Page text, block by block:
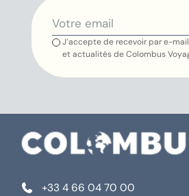
J’accepte de recevoir par e-
et actualités de Colombus
+33 4 66 04 70 00